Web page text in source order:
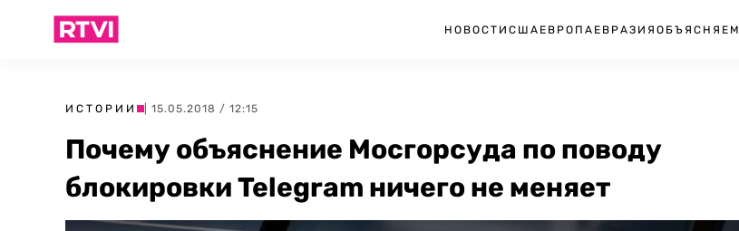
НОВОСТИ США ЕВРОПА ЕВРАЗИЯ ОБЪЯСНЯЕМ
ИСТОРИИ | 15.05.2018 / 12:15
Почему объяснение Мосгорсуда по поводу
блокировки Telegram ничего не меняет